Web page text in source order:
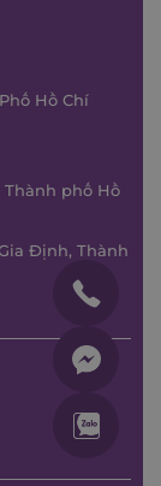
Hồ Chí
Thành phố Hồ
Định, Thành